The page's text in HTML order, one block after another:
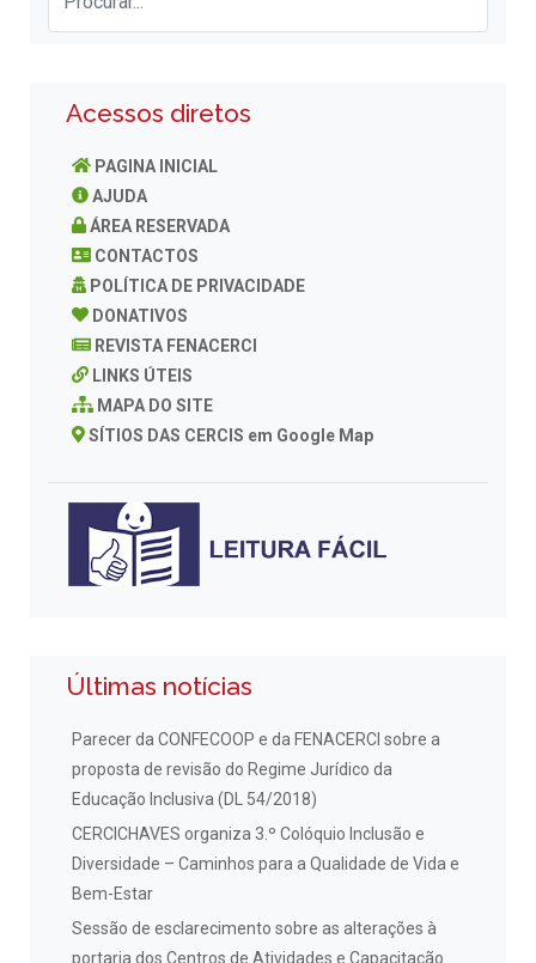
Acessos diretos
PAGINA INICIAL
AJUDA
ÁREA RESERVADA
CONTACTOS
POLÍTICA DE PRIVACIDADE
DONATIVOS
REVISTA FENACERCI
LINKS ÚTEIS
MAPA DO SITE
SÍTIOS DAS CERCIS em Google Map
Últimas notícias
Parecer da CONFECOOP e da FENACERCI sobre a
proposta de revisão do Regime Jurídico da
Educação Inclusiva (DL 54/2018)
CERCICHAVES organiza 3.º Colóquio Inclusão e
Diversidade – Caminhos para a Qualidade de Vida e
Bem-Estar
Sessão de esclarecimento sobre as alterações à
portaria dos Centros de Atividades e Capacitação